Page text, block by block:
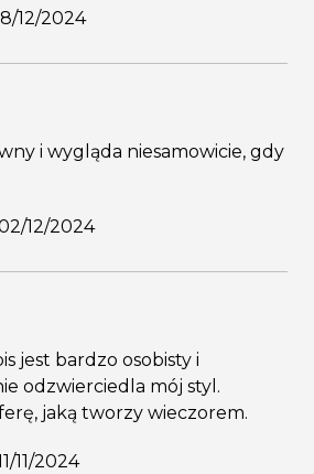
12/2024
i wygląda niesamowicie, gdy
12/2024
jest bardzo osobisty i
odzwierciedla mój styl.
jaką tworzy wieczorem.
11/2024